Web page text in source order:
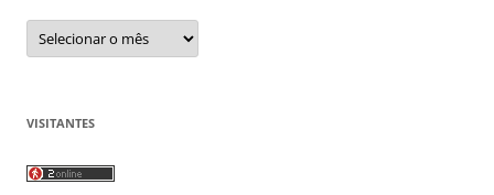
Arquivos
VISITANTES